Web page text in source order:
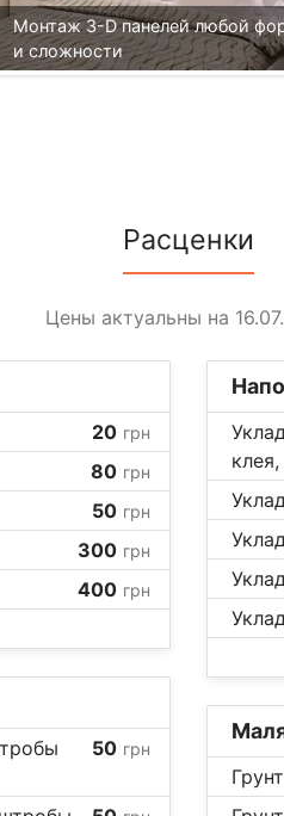
Монтаж 3-D панелей любой
и сложности
Расценки
Цены актуальны на
20 грн
80 грн
50 грн
300 грн
400 грн
50 грн